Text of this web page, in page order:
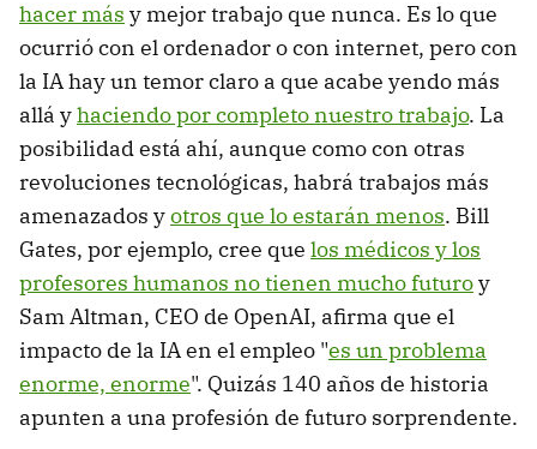
hacer más y mejor trabajo que nunca. Es lo que
ocurrió con el ordenador o con internet, pero con
la IA hay un temor claro a que acabe yendo más
allá yhaciendo por completo nuestro trabajo. La
posibilidad está ahí, aunque como con otras
revoluciones tecnológicas, habrá trabajos más
amenazados yotros que lo estarán menos. Bill
Gates, por ejemplo, cree que los médicos y los
profesores humanos no tienen mucho futuroy
Sam Altman, CEO de OpenAI, afirma que el
impacto de la IA en el empleo "es un problema
enorme, enorme". Quizás 140 años de historia
apunten a una profesión de futuro sorprendente.